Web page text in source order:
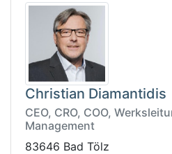
Christian Diamantidis
CEO, CRO, COO,
Management
83646 Bad Tölz